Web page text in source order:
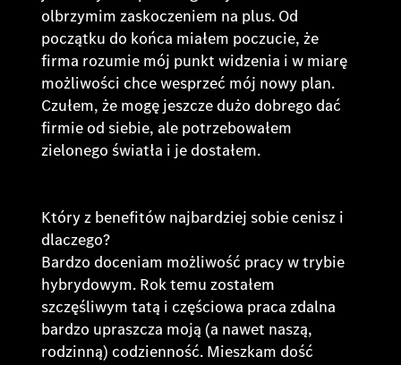
olbrzymim zaskoczeniem na plus. Od
początku do końca miałem poczucie, że
firma rozumie mój punkt widzenia i w miarę
możliwości chce wesprzeć mój nowy plan.
Czułem, że mogę jeszcze dużo dobrego dać
firmie od siebie, ale potrzebowałem
zielonego światła i je dostałem.
Który z benefitów najbardziej sobie cenisz i
dlaczego?
Bardzo doceniam możliwość pracy w trybie
hybrydowym. Rok temu zostałem
szczęśliwym tatą i częściowa praca zdalna
bardzo upraszcza moją (a nawet naszą,
rodzinną) codzienność. Mieszkam dość